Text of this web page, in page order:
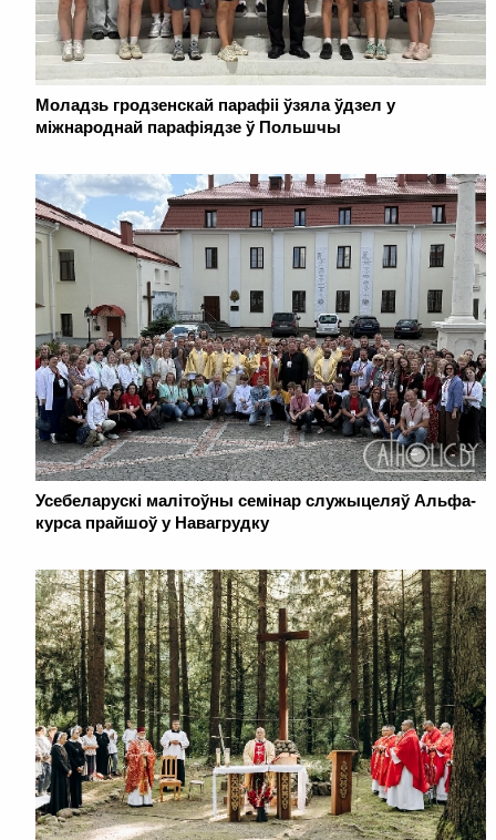
Моладзь гродзенскай парафіі ўзяла ўдзел у
міжнароднай парафіядзе ў Польшчы
Усебеларускі малітоўны семінар служыцеляў Альфа-
курса прайшоў у Навагрудку